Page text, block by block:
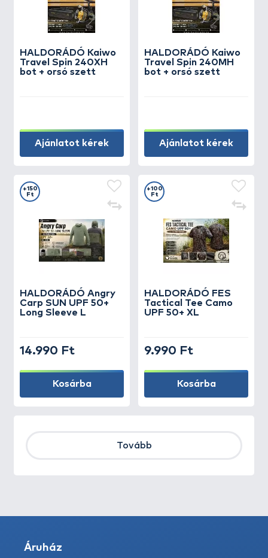
HALDORÁDÓ Kaiwo
Travel Spin 240XH
bot + orsó szett
Ajánlatot kérek
HALDORÁDÓ Kaiwo
Travel Spin 240MH
bot + orsó szett
Ajánlatot kérek
HALDORÁDÓ Angry
Carp SUN UPF 50+
Long Sleeve L
+150
Ft
14.990 Ft
Kosárba
HALDORÁDÓ FES
Tactical Tee Camo
UPF 50+ XL
+100
Ft
9.990 Ft
Kosárba
Tovább
Áruház